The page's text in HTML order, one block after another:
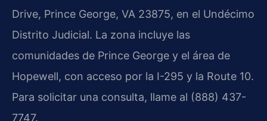
Drive, Prince George, VA 23875, en el Undécimo
Distrito Judicial. La zona incluye las
comunidades de Prince George y el área de
Hopewell, con acceso por la I-295 y la Route 10.
Para solicitar una consulta, llame al (888) 437-
7747.